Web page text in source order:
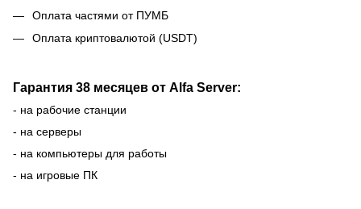
Оплата частями от ПУМБ
Оплата криптовалютой (USDT)
Гарантия 38 месяцев от Alfa Server:
- на рабочие станции
- на серверы
- на компьютеры для работы
- на игровые ПК